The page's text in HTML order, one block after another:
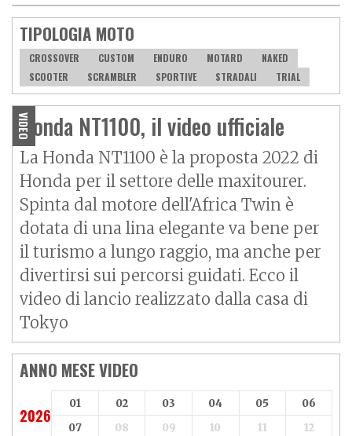
TIPOLOGIA MOTO
CROSSOVER CUSTOM ENDURO MOTARD
NAKED
SCOOTER
SCRAMBLER SPORTIVE STRADALI TRIAL
VIDEO
Honda NT1100, il video ufficiale
La Honda NT1100 è la proposta 2022 di
Honda per il settore delle maxitourer.
Spinta dal motore dell'Africa Twin è
dotata di una lina elegante va bene per
il turismo a lungo raggio, ma anche per
divertirsi sui percorsi guidati. Ecco il
video di lancio realizzato dalla casa di
Tokyo
ANNO MESE VIDEO
2026
01 02 03 04 05
06
07
08 09 10 11 12